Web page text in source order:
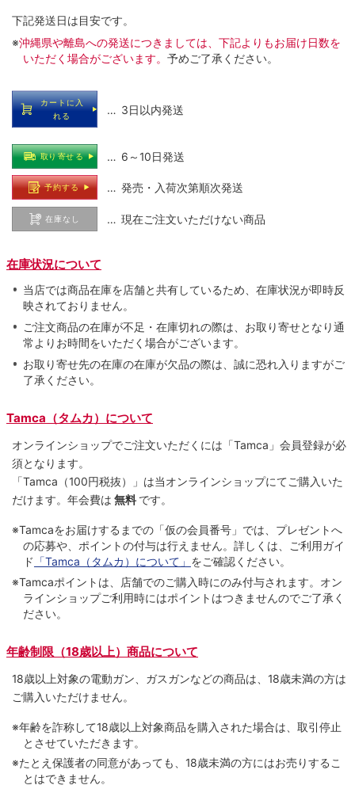
下記発送日は目安です。
※沖縄県や離島への発送につきましては、下記よりもお届け日数を
いただく場合がございます。 予めご了承ください。
カートに入
れる
… 3日以内発送
取り寄せる … 6～10日発送
予約する … 発売・入荷次第順次発送
在庫なし … 現在ご注文いただけない商品
在庫状況について
当店では商品在庫を店舗と共有しているため、在庫状況が即時反
映されておりません。
ご注文商品の在庫が不足・在庫切れの際は、お取り寄せとなり通
常よりお時間をいただく場合がございます。
お取り寄せ先の在庫の在庫が欠品の際は、誠に恐れ入りますがご
了承ください。
Tamca（タムカ）について
オンラインショップでご注⽂いただくには「Tamca」会員登録が必
須となります。
「Tamca （100円税抜）
」は当オンラインショップにてご購⼊いた
だけます。 年会費は 無料 です。
※Tamcaをお届けするまでの「仮の会員番号」では、プレゼントへ
の応募や、ポイントの付与は⾏えません。詳しくは、ご利⽤ガイ
ド 「Tamca（タムカ）について」 をご確認ください。
※Tamcaポイントは、店舗でのご購⼊時にのみ付与されます。オン
ラインショップご利用時にはポイントはつきませんのでご了承く
ださい。
年齢制限（18歳以上）商品について
18歳以上対象の電動ガン、ガスガンなどの商品は、18歳未満の方は
ご購入いただけません。
※年齢を詐称して18歳以上対象商品を購入された場合は、取引停止
とさせていただきます。
※たとえ保護者の同意があっても、18歳未満の方にはお売りするこ
とはできません。